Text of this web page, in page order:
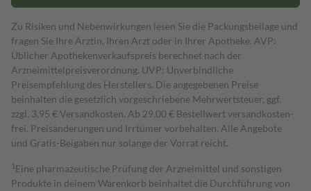
Zu Risiken und Nebenwirkungen lesen Sie die Packungsbeilage und
fragen Sie Ihre Ärztin, Ihren Arzt oder in Ihrer Apotheke. AVP:
Üblicher Apothekenverkaufspreis berechnet nach der
Arzneimittelpreisverordnung. UVP: Unverbindliche
Preisempfehlung des Herstellers. Die angegebenen Preise
beinhalten die gesetzlich vorgeschriebene Mehrwertsteuer, ggf.
zzgl. 3,95 € Versandkosten. Ab 29,00 € Bestell­wert versand­kosten­
frei. Preisänderungen und Irrtümer vorbehalten. Alle Angebote
und Gratis-Beigaben nur solange der Vorrat reicht.
1 Eine pharmazeutische Prüfung der Arzneimittel und sonstigen
Produkte in deinem Warenkorb beinhaltet die Durchführung von